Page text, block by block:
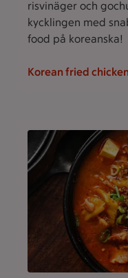
risvinäger och
kycklingen med
food på koreanska!
Korean fried chicken